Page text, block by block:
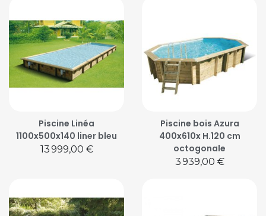
Piscine Linéa
1100x500x140 liner bleu
Prix
13 999,00 €
Piscine bois Azura
400x610x H.120 cm
octogonale
Prix
3 939,00 €